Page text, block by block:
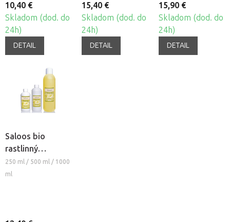
10,40 €
Skladom (dod. do
24h)
DETAIL
15,40 €
Skladom (dod. do
24h)
DETAIL
15,90 €
Skladom (dod. do
24h)
DETAIL
Saloos bio
rastlinný
masážny olej -
MANDĽOVÝ
250 ml / 500 ml / 1000
ml